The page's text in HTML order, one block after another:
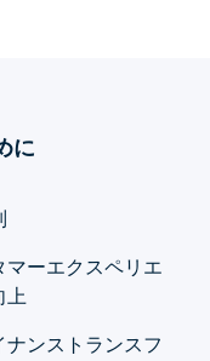
に
マーエクスペリエ
上
ナンストランスフ